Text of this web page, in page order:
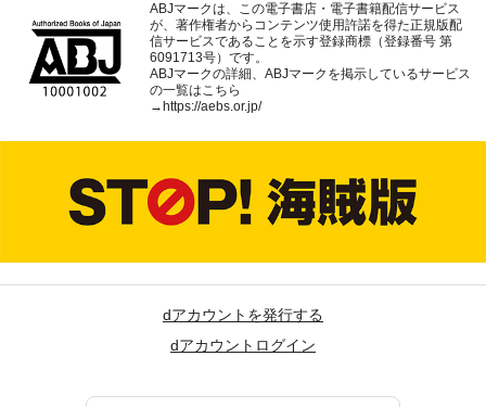
ABJマークは、この電子書店・電子書籍配信サービス
が、著作権者からコンテンツ使用許諾を得た正規版配
信サービスであることを示す登録商標（登録番号 第
6091713号）です。
ABJマークの詳細、ABJマークを掲示しているサービス
の一覧はこちら
→ https://aebs.or.jp/
dアカウントを発行する
dアカウントログイン